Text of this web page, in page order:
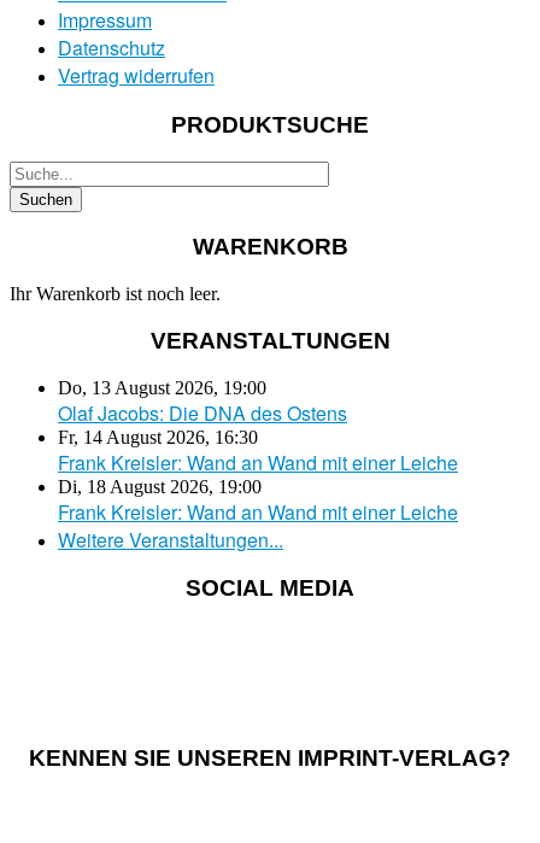
Impressum
Datenschutz
Vertrag widerrufen
PRODUKTSUCHE
WARENKORB
Ihr Warenkorb ist noch leer.
VERANSTALTUNGEN
Do, 13 August 2026, 19:00
Olaf Jacobs: Die DNA des Ostens
Fr, 14 August 2026, 16:30
Frank Kreisler: Wand an Wand mit einer Leiche
Di, 18 August 2026, 19:00
Frank Kreisler: Wand an Wand mit einer Leiche
Weitere Veranstaltungen...
SOCIAL MEDIA
KENNEN SIE UNSEREN IMPRINT-VERLAG?